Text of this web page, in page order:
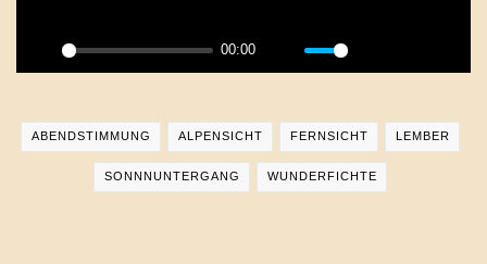
Play
00:00
Mute Settings
PIP
Enter
ABENDSTIMMUNG ALPENSICHT FERNSICHT LEMBER
SONNNUNTERGANG WUNDERFICHTE